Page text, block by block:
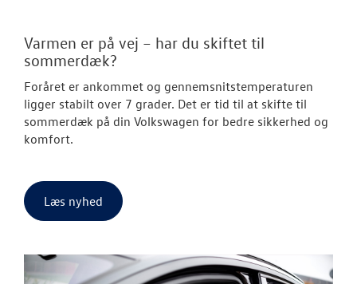
Varmen er på vej – har du skiftet til
sommerdæk?
Foråret er ankommet og gennemsnitstemperaturen
ligger stabilt over 7 grader. Det er tid til at skifte til
sommerdæk på din Volkswagen for bedre sikkerhed og
komfort.
Læs nyhed